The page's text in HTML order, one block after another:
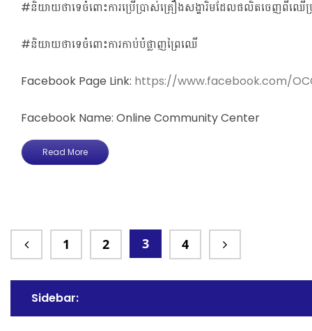
#និយាយថាទេចំពោះការប្រើប្រាស់គ្រឿងសង្ហារិមដែលផលិតចេញពីឈ
#និយាយថាទេចំពោះការកាប់បំផ្លាញព្រៃឈើ
Facebook Page Link: https://www.facebook.com/
Facebook Name: Online Community Center
Read More
1 2 3 4
Sidebar: